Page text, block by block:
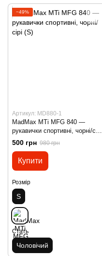
−49%
Артикул: MD880-1
MadMax MTi MFG 840 —
рукавички спортивні, чорні/сірі
(S)
500 грн 980 грн
Купити
Розмір
S
Стать
Чоловічий